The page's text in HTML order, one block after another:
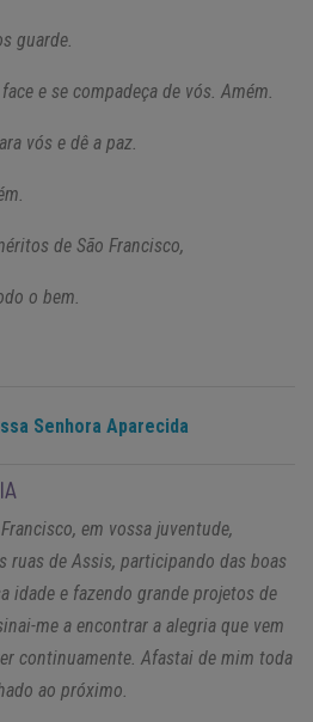
guarde.
e se compadeça de vós. Amém.
vós e dê a paz.
de São Francisco,
o bem.
Senhora Aparecida
em vossa juventude,
ruas de Assis, participando das boas
idade e fazendo grande projetos de
me a encontrar a alegria que vem
continuamente. Afastai de mim toda
ao próximo.